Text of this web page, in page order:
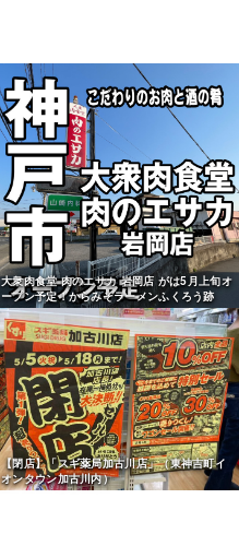
大衆肉食堂 肉のエサカ 岩岡店 がは5月上旬オ
ープン予定！からみそラーメンふくろう跡
【閉店】「スギ薬局加古川店」（東神吉町イ
オンタウン加古川内）